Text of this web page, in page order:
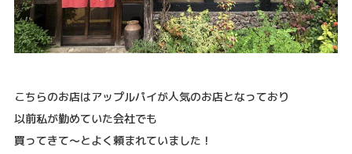
こちらのお店はアップルパイが人気のお店となっており
以前私が勤めていた会社でも
買ってきて～とよく頼まれていました！